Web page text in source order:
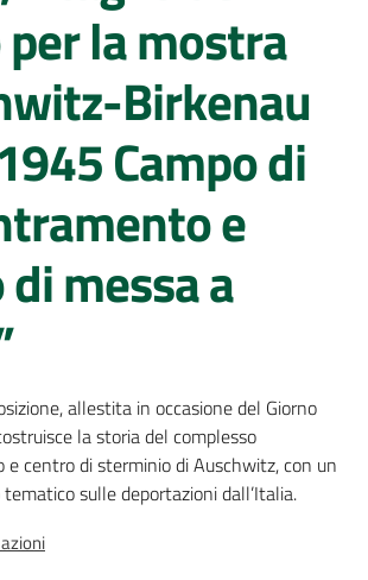
la mostra
Birkenau
Campo di
e
messa a
allestita in occasione del Giorno
la storia del complesso
e centro di sterminio di Auschwitz, con un
sulle deportazioni dall’Italia.